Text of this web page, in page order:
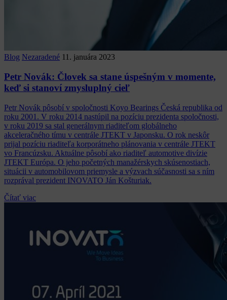
Blog Nezaradené 11. januára 2023
Petr Novák: Človek sa stane úspešným v momente,
keď si stanoví zmysluplný cieľ
Petr Novák pôsobí v spoločnosti Koyo Bearings Česká republika od
roku 2001. V roku 2014 nastúpil na pozíciu prezidenta spoločnosti,
v roku 2019 sa stal generálnym riaditeľom globálneho
akceleračného tímu v centrále JTEKT v Japonsku. O rok neskôr
prijal pozíciu riaditeľa korporátneho plánovania v centrále JTEKT
vo Francúzsku. Aktuálne pôsobí ako riaditeľ automotive divízie
JTEKT Európa. O jeho početných manažérskych skúsenostiach,
situácii v automobilovom priemysle a výzvach súčasnosti sa s ním
rozprával prezident INOVATO Ján Košturiak.
Čítať viac